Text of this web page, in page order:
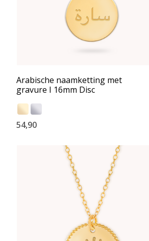
Arabische naamketting met
gravure I 16mm Disc
54,90